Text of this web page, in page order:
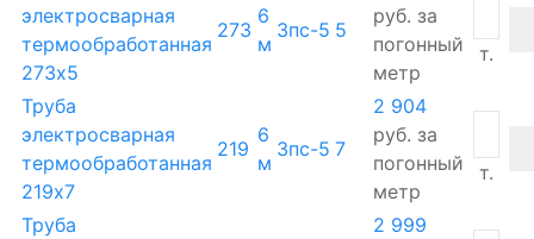
электросварная
термообработанная
273х5
273
6
м
3пс-5 5
руб. за
погонный
метр
т.
Труба
электросварная
термообработанная
219х7
219
6
м
3пс-5 7
2 904
руб. за
погонный
метр
т.
Труба
2 999